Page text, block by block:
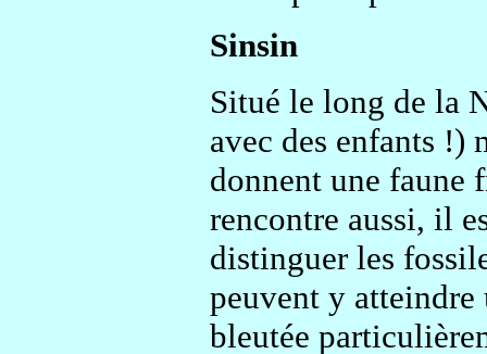
Sinsin
Situé le long de la
avec des enfants !)
donnent une faune
rencontre aussi, il
distinguer les
peuvent y
bleutée